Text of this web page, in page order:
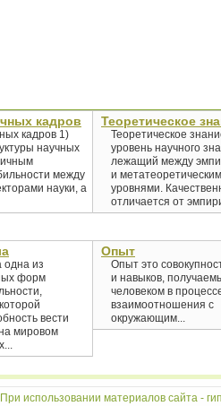
кадров
кадров 1)
научных
между
науки, а
Теоретическое
Теоретическое
уровень научного
лежащий между
и
уровнями.
отличается от
одна из
форм
вести
мировом
Опыт
Опыт это
и навыков,
человеком в
взаимоотношения с
окружающим...
использовании материалов сайта -